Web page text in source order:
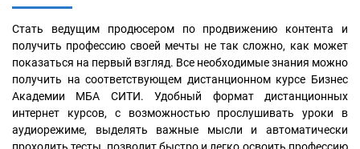
Стать ведущим продюсером по продвижению контента и
получить профессию своей мечты не так сложно, как может
показаться на первый взгляд. Все необходимые знания можно
получить на соответствующем дистанционном курсе Бизнес
Академии МБА СИТИ. Удобный формат дистанционных
интернет курсов, с возможностью прослушивать уроки в
аудиорежиме, выделять важные мысли и автоматически